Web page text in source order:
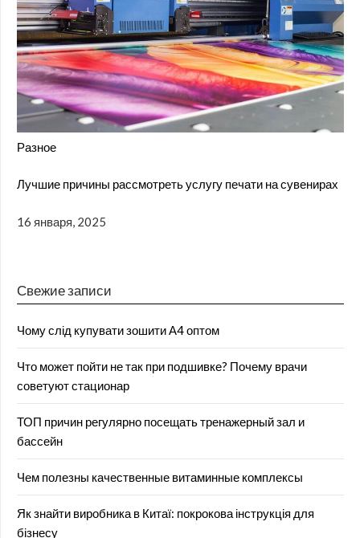
Разное
Лучшие причины рассмотреть услугу печати на сувенирах
16 января, 2025
Свежие записи
Чому слід купувати зошити А4 оптом
Что может пойти не так при подшивке? Почему врачи
советуют стационар
ТОП причин регулярно посещать тренажерный зал и
бассейн
Чем полезны качественные витаминные комплексы
Як знайти виробника в Китаї: покрокова інструкція для
бізнесу